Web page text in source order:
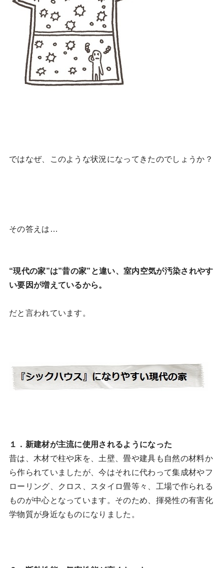
ではなぜ、このような状況になってきたのでしょうか？
その答えは…
“現代の家”は”昔の家”と違い、室内空気が汚染されやす
い要因が増えているから。
だと言われています。
１．新建材が主流に使用されるようになった
昔は、木材で柱や床を、土壁、畳や建具も自然の材料か
ら作られていましたが、今はそれに代わって集成材やフ
ローリング、クロス、スタイロ畳等々、工場で作られる
ものが中心となっています。そのため、揮発性の有害化
学物質が身近なものになりました。